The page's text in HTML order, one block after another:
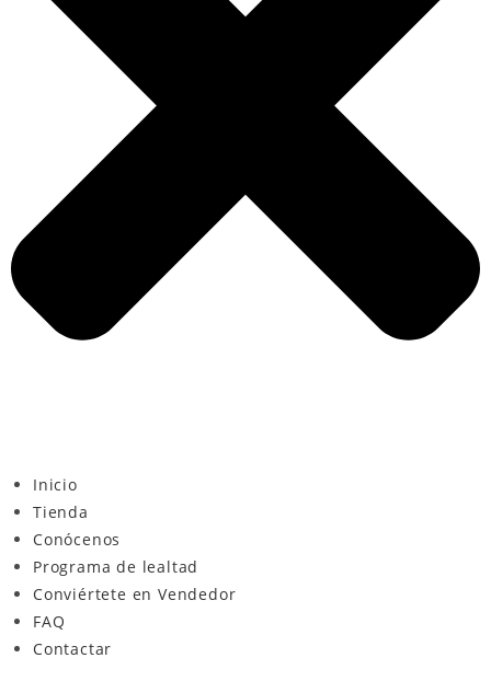
Inicio
Tienda
Conócenos
Programa de lealtad
Conviértete en Vendedor
FAQ
Contactar